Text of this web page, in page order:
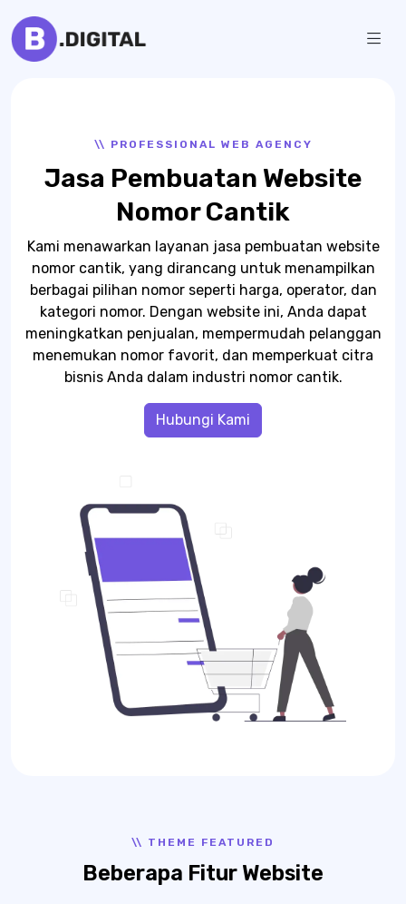
to
content
Bulban
Jasa
\\ PROFESSIONAL WEB AGENCY
Jasa Pembuatan Website
Nomor Cantik
Kami menawarkan layanan jasa pembuatan website
nomor cantik, yang dirancang untuk menampilkan
berbagai pilihan nomor seperti harga, operator, dan
kategori nomor. Dengan website ini, Anda dapat
meningkatkan penjualan, mempermudah pelanggan
menemukan nomor favorit, dan memperkuat citra
bisnis Anda dalam industri nomor cantik.
Hubungi Kami
\\ THEME FEATURED
Beberapa Fitur Website